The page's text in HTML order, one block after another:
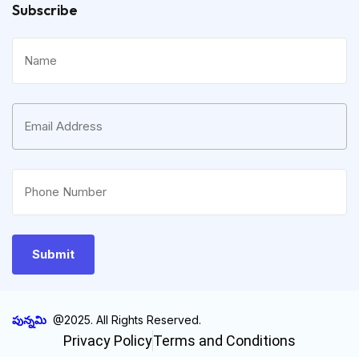
Subscribe
పున్నమి @2025. All Rights Reserved.
Privacy PolicyTerms and Conditions